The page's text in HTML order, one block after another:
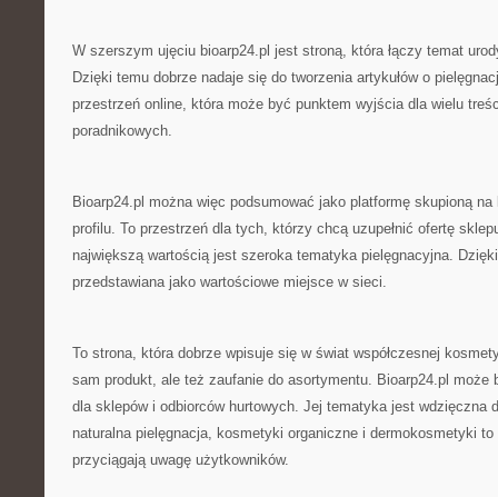
W szerszym ujęciu bioarp24.pl jest stroną, która łączy temat
Dzięki temu dobrze nadaje się do tworzenia artykułów o
przestrzeń online, która może być punktem wyjścia dla wielu
poradnikowych.
Bioarp24.pl można więc podsumować jako platformę skupioną
profilu. To przestrzeń dla tych, którzy chcą uzupełnić ofertę
największą wartością jest szeroka tematyka pielęgnacyjna.
przedstawiana jako wartościowe miejsce w sieci.
To strona, która dobrze wpisuje się w świat współczesnej
sam produkt, ale też zaufanie do asortymentu. Bioarp24.pl może
dla sklepów i odbiorców hurtowych. Jej tematyka jest wdzięczna
naturalna pielęgnacja, kosmetyki organiczne i dermokosmetyki
przyciągają uwagę użytkowników.